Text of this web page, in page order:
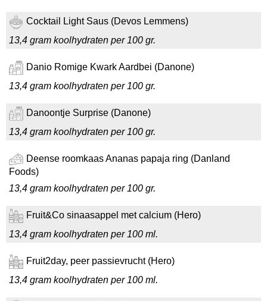
Cocktail Light Saus (Devos Lemmens)
13,4 gram koolhydraten per 100 gr.
Danio Romige Kwark Aardbei (Danone)
13,4 gram koolhydraten per 100 gr.
Danoontje Surprise (Danone)
13,4 gram koolhydraten per 100 gr.
Deense roomkaas Ananas papaja ring (Danland
Foods)
13,4 gram koolhydraten per 100 gr.
Fruit&Co sinaasappel met calcium (Hero)
13,4 gram koolhydraten per 100 ml.
Fruit2day, peer passievrucht (Hero)
13,4 gram koolhydraten per 100 ml.